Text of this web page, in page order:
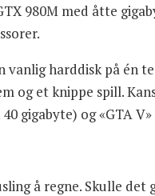
980M med åtte
vanlig harddisk på én
og et knippe spill.
gigabyte) og «GTA V»
å regne. Skulle det